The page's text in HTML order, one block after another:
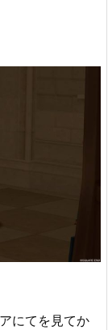
にてを見てか